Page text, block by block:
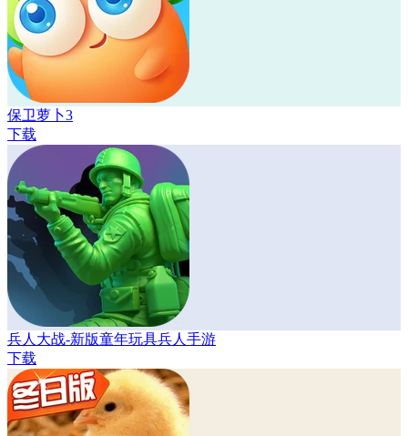
保卫萝卜3
下载
兵人大战-新版童年玩具兵人手游
下载